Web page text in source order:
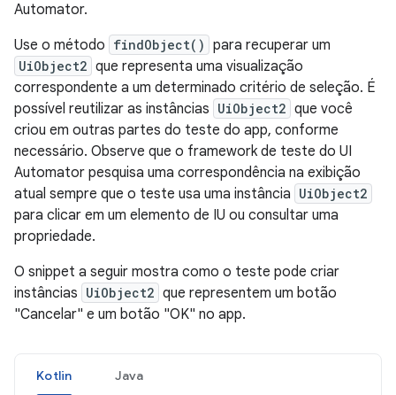
Automator.
Use o método findObject() para recuperar um
UiObject2 que representa uma visualização
correspondente a um determinado critério de seleção. É
possível reutilizar as instâncias UiObject2 que você
criou em outras partes do teste do app, conforme
necessário. Observe que o framework de teste do UI
Automator pesquisa uma correspondência na exibição
atual sempre que o teste usa uma instância UiObject2
para clicar em um elemento de IU ou consultar uma
propriedade.
O snippet a seguir mostra como o teste pode criar
instâncias UiObject2 que representem um botão
"Cancelar" e um botão "OK" no app.
Kotlin Java